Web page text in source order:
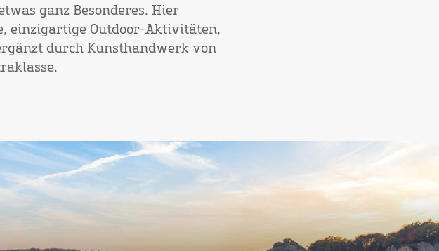
ganz Besonderes. Hier
einzigartige Outdoor-Aktivitäten,
durch Kunsthandwerk von